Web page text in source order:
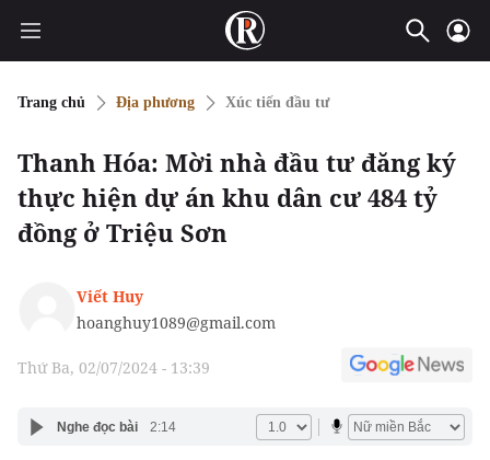
Trang chủ Địa phương Xúc tiến đầu tư
Thanh Hóa: Mời nhà đầu tư đăng ký
thực hiện dự án khu dân cư 484 tỷ
đồng ở Triệu Sơn
Viết Huy
hoanghuy1089@gmail.com
Thứ Ba, 02/07/2024 - 13:39
Nghe đọc bài 2:14